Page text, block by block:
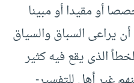
أو مقيدا أو مبينا
يراعى السباق والسياق
الذى يقع فيه كثير